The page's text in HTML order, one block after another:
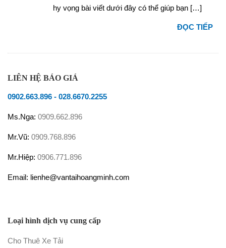
hy vọng bài viết dưới đây có thể giúp bạn […]
ĐỌC TIẾP
LIÊN HỆ BÁO GIÁ
0902.663.896 - 028.6670.2255
Ms.Nga: 0909.662.896
Mr.Vũ: 0909.768.896
Mr.Hiệp: 0906.771.896
Email: lienhe@vantaihoangminh.com
Loại hình dịch vụ cung cấp
Cho Thuê Xe Tải